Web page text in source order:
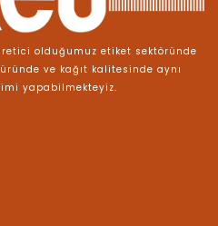
olduğumuz etiket sektöründe
ve kağıt kalitesinde aynı
yapabilmekteyiz.